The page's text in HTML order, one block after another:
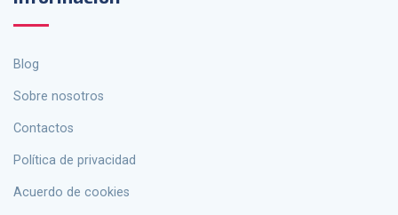
Blog
Sobre nosotros
Contactos
política de privacidad
Acuerdo de cookies